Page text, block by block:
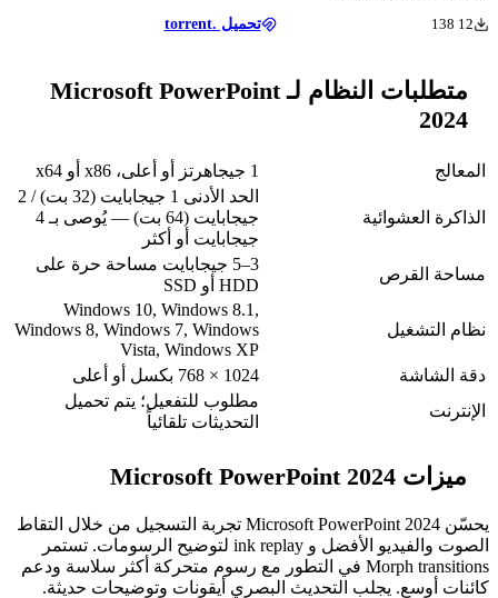
متطلبات النظام لـ Microsoft PowerPoint
الحد الأدنى 1 جيجابايت (32 بت) / 2
جيجابايت (64 بت) — يُوصى بـ 4
3–5 جيجابايت مساحة حرة على
HDD أو SSD
Windows 10, Windows 8.1,
Windows 8, Windows 7, Windows
Vista, Windows XP
مطلوب للتفعيل؛ يتم تحميل
يحسّن Microsoft PowerPoint 2024 تجربة التسجيل من خلال التقاط
الصوت والفيديو الأفضل و ink replay لتوضيح الرسومات. تستمر
Morph transitions في التطور مع رسوم متحركة أكثر سلاسة ودعم
التحديث البصري أيقونات وتوضيحات حديثة.